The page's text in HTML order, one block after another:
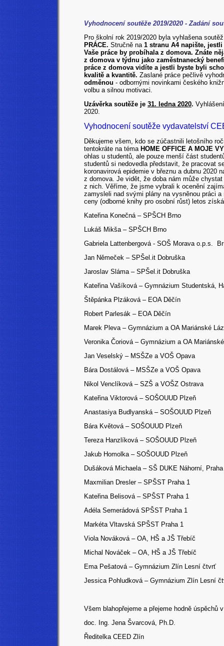
Vyhodnocení soutěže 2019/2020 - Zadání
Pro školní rok 2019/2020 byla vyhlašena
PRÁCE. Stručně na 1 stranu A4 napište,
Vaše práce by probíhala z domova. Znáte
z domova v týdnu jako zaměstnanecký
práce z domova vidíte a jestli byste byli
kvalitě a kvantitě. Zaslané práce pečlivě
odměnou - odbornými novinkami českého
volbu a silnou motivaci.
Uzávěrka soutěže je 31. ledna 2020.
2020.
Vyhodnocení soutěže vydavatelství
Děkujeme všem, kdo se zúčastnili letošního
tentokráte na téma HOME OFFICE A MOJE
ohlas u studentů, ale pouze menší část
studentů si nedovedla představit, že pracovat
koronavirová epidemie v březnu a dubnu 2020
z domova. Je vidět, že doba nám může
z nich. Věříme, že jsme vybrali k ocenění
zamysleli nad svými plány na vysněnou práci
ceny (odborné knihy pro osobní růst) letos
Kateřina Konečná – SPŠCH Brno
Lukáš Mikša – SPŠCH Brno
Gabriela Lattenbergová - SOŠ Morava o.p.s.
Jan Němeček – SPŠel.it Dobruška
Jaroslav Sláma – SPŠel.it Dobruška
Kateřina Vašíková – Gymnázium Studentská,
Štěpánka Plzáková – EOA Děčín
Robert Parlesák – EOA Děčín
Marek Pleva – Gymnázium a OA Mariánské
Veronika Čoriová – Gymnázium a OA
Jan Veselský – MSŠZe a VOŠ Opava
Bára Dostálová – MSŠZe a VOŠ Opava
Nikol Venclíková – SZŠ a VOŠZ Ostrava
Kateřina Viktorová – SOŠOUUD Plzeň
Anastasiya Budlyanská – SOŠOUUD Plzeň
Bára Květová – SOŠOUUD Plzeň
Tereza Hanzlíková – SOŠOUUD Plzeň
Jakub Homolka – SOŠOUUD Plzeň
Dušáková Michaela – SŠ DUKE Náhorní,
Maxmilian Dresler – SPŠST Praha 1
Kateřina Belisová – SPŠST Praha 1
Adéla Semerádová SPŠST Praha 1
Markéta Vltavská SPŠST Praha 1
Viola Nováková – OA, HŠ a JŠ Třebíč
Michal Nováček – OA, HŠ a JŠ Třebíč
Ema Pešatová – Gymnázium Zlín Lesní čtvrť
Jessica Pohludková – Gymnázium Zlín Lesní
Všem blahopřejeme a přejeme hodně
doc. Ing. Jena Švarcová, Ph.D.
Ředitelka CEED Zlín